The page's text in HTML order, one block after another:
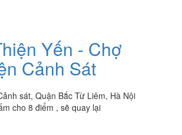
Yến - Chợ
Cảnh Sát
sát, Quận Bắc Từ Liêm, Hà Nội
cho 8 điểm , sẽ quay lại